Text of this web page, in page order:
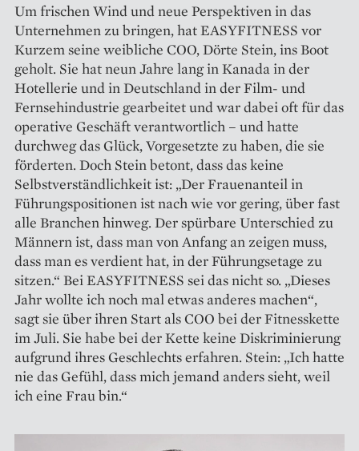
Um frischen Wind und neue Perspektiven in das
Unternehmen zu bringen, hat EASYFITNESS vor
Kurzem seine weibliche COO, Dörte Stein, ins Boot
geholt. Sie hat neun Jahre lang in Kanada in der
Hotellerie und in Deutschland in der Film- und
Fernsehindustrie gearbeitet und war dabei oft für das
operative Geschäft verantwortlich – und hatte
durchweg das Glück, Vorgesetzte zu haben, die sie
förderten. Doch Stein betont, dass das keine
Selbstverständlichkeit ist: „Der Frauenanteil in
Führungs­positionen ist nach wie vor gering, über fast
alle Branchen hinweg. Der spürbare Unterschied zu
Männern ist, dass man von Anfang an zeigen muss,
dass man es verdient hat, in der Führungsetage zu
sitzen.“ Bei ­EASYFITNESS sei das nicht so. „Dieses
Jahr wollte ich noch mal etwas anderes machen“,
sagt sie über ihren Start als COO bei der Fitnesskette
im Juli. Sie habe bei der Kette keine Diskriminierung
aufgrund ihres Geschlechts erfahren. Stein: „Ich hatte
nie das Gefühl, dass mich jemand anders sieht, weil
ich eine Frau bin.“